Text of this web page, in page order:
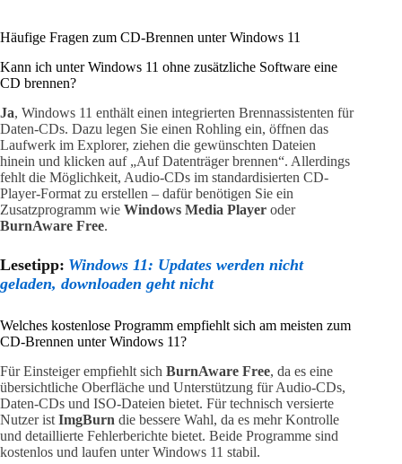
Häufige Fragen zum CD-Brennen unter Windows 11
Kann ich unter Windows 11 ohne zusätzliche Software eine
CD brennen?
Ja, Windows 11 enthält einen integrierten Brennassistenten für
Daten-CDs. Dazu legen Sie einen Rohling ein, öffnen das
Laufwerk im Explorer, ziehen die gewünschten Dateien
hinein und klicken auf „Auf Datenträger brennen“. Allerdings
fehlt die Möglichkeit, Audio-CDs im standardisierten CD-
Player-Format zu erstellen – dafür benötigen Sie ein
Zusatzprogramm wie Windows Media Player oder
BurnAware Free.
Lesetipp: Windows 11: Updates werden nicht
geladen, downloaden geht nicht
Welches kostenlose Programm empfiehlt sich am meisten zum
CD-Brennen unter Windows 11?
Für Einsteiger empfiehlt sich BurnAware Free, da es eine
übersichtliche Oberfläche und Unterstützung für Audio-CDs,
Daten-CDs und ISO-Dateien bietet. Für technisch versierte
Nutzer ist ImgBurn die bessere Wahl, da es mehr Kontrolle
und detaillierte Fehlerberichte bietet. Beide Programme sind
kostenlos und laufen unter Windows 11 stabil.